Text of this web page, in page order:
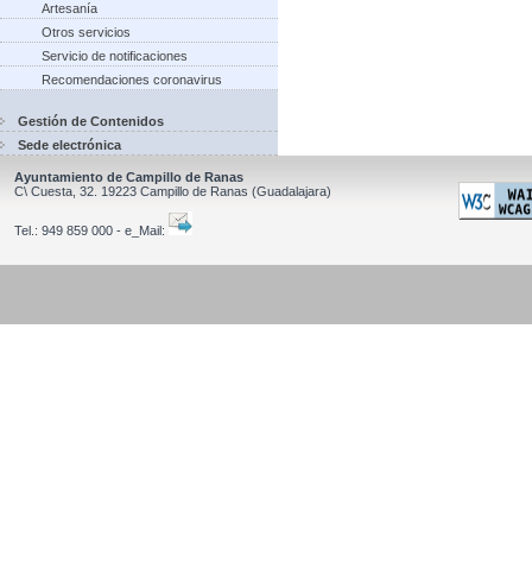
Artesanía
Otros servicios
Servicio de notificaciones
Recomendaciones coronavirus
Gestión de Contenidos
Sede electrónica
Ayuntamiento de Campillo de Ranas
C\ Cuesta, 32. 19223 Campillo de Ranas (Guadalajara)
Tel.: 949 859 000 - e_Mail: